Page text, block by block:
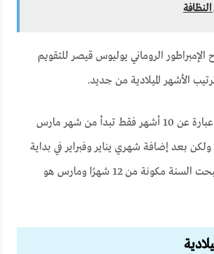
الروماني يوليوس قيصر للتقويم
الأشهر الميلادية من جديد.
حيث كانت في الماضي عبارة عن 10 أشهر فقط تبدأ من شهر مارس
بعد إضافة شهري يناير وفبراير في بداية
التقويم الميلادي، أصبحت السنة مكونة من 12 شهرًا ومارس هو